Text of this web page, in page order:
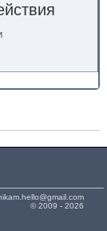
© 2009 - 2026